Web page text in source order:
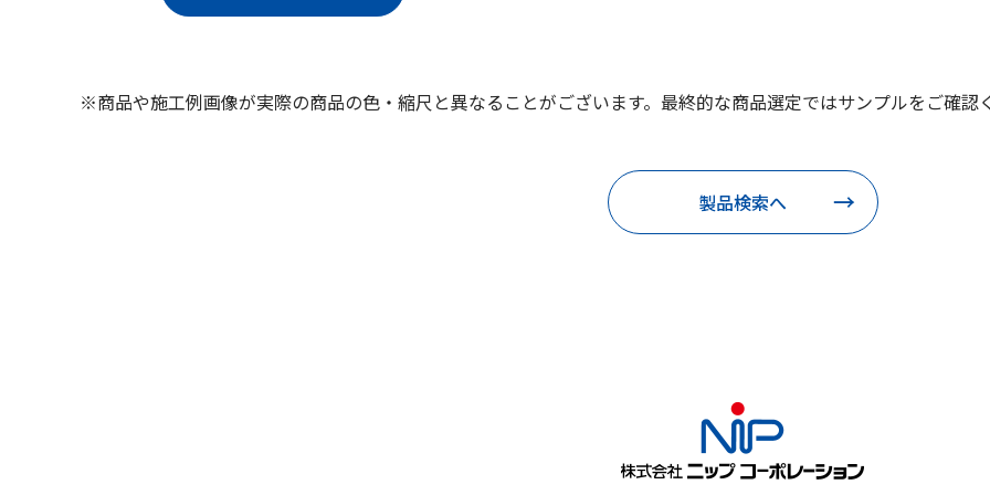
※商品や施工例画像が実際の商品の色・縮尺と異なることがございます。最終的な商品選定ではサンプルをご確認
製品検索へ